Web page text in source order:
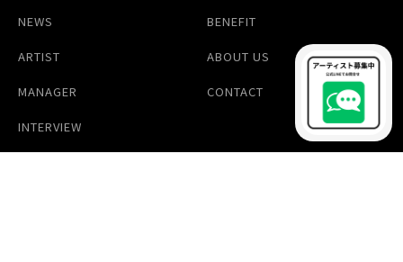
NEWS
ARTIST
MANAGER
INTERVIEW
BENEFIT
ABOUT US
CONTACT